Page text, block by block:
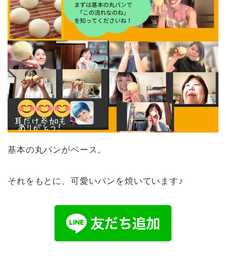
基本の丸パンがベース。
それをもとに、可愛いパンを焼いています♪